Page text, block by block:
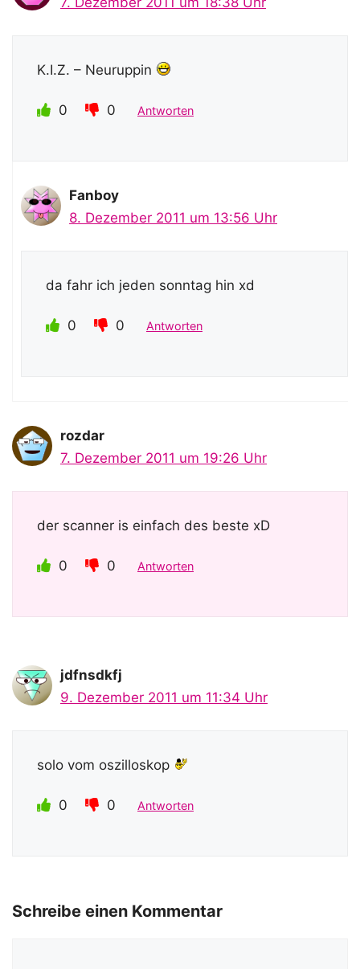
K.I.Z. – Neuruppin
0 0 Antworten
Fanboy
8. Dezember 2011 um 13:56 Uhr
da fahr ich jeden sonntag hin xd
0 0 Antworten
rozdar
7. Dezember 2011 um 19:26 Uhr
der scanner is einfach des beste xD
0 0 Antworten
jdfnsdkfj
9. Dezember 2011 um 11:34 Uhr
solo vom oszilloskop
0 0 Antworten
Schreibe einen Kommentar